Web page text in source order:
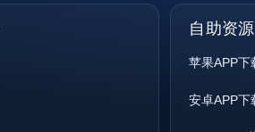
自助资源
苹果APP下
安卓APP下